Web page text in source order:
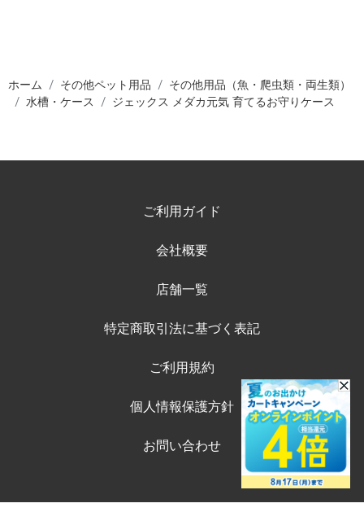
ホーム その他ペット用品
その他用品（魚・爬虫類・両生類）
水槽・ケース
ジェックス メダカ元気 育てるお守りケース
ご利用ガイド
会社概要
店舗一覧
特定商取引法に基づく表記
ご利用規約
個人情報保護方針
お問い合わせ